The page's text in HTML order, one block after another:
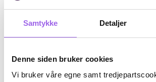
Samtykke Detaljer
Denne siden bruker cookies
Vi bruker våre egne samt
Artikkelnummer: 260316007